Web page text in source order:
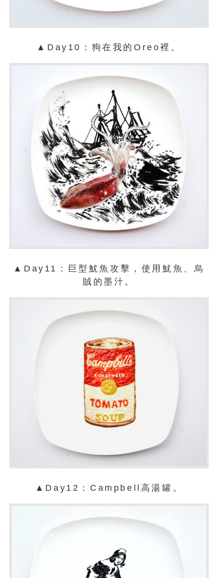
▲Day10：狗在我的Oreo裡。
▲Day11：巨型魷魚攻擊，使用魷魚、烏
賊的墨汁。
▲Day12：Campbell高湯罐。